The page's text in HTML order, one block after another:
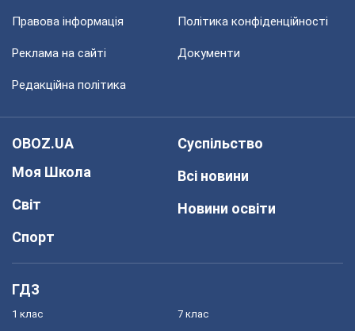
Правова інформація Політика конфіденційності
Реклама на сайті Документи
Редакційна політика
OBOZ.UA
Моя Школа
Світ
Спорт
Суспільство
Всі новини
Новини освіти
ГДЗ
1 клас 7 клас